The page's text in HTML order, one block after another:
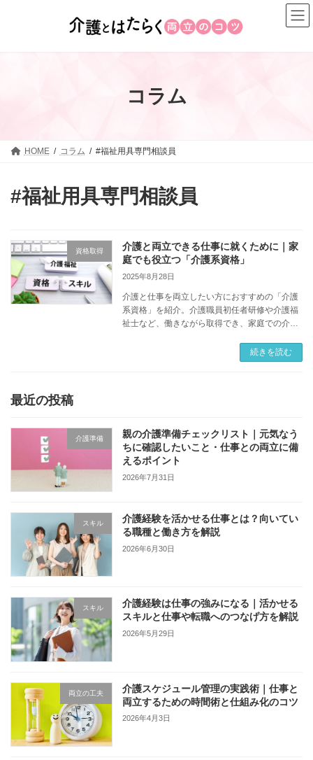
コラム
HOME コラム #福祉用具専門相談員
#福祉用具専門相談員
資格取得
介護と両立できる仕事に就くために｜家
庭でも役立つ「介護系資格」
2025年8月28日
介護と仕事を両立したい方におすすめの「介護
系資格」を紹介。介護職員初任者研修や介護福
祉士など、働きながら取得でき、家庭での介護
続きを読む
最近の投稿
介護準備
親の介護準備チェックリスト｜元気なう
ちに確認したいこと・仕事との両立に備
えるポイント
2026年7月31日
スキル
介護経験を活かせる仕事とは？向いてい
る職種と働き方を解説
2026年6月30日
スキル
介護経験は仕事の強みになる｜活かせる
スキルと仕事や転職へのつなげ方を解説
2026年5月29日
両立の工夫
介護スケジュール管理の実践術｜仕事と
両立するための時間術と仕組み化のコツ
2026年4月3日